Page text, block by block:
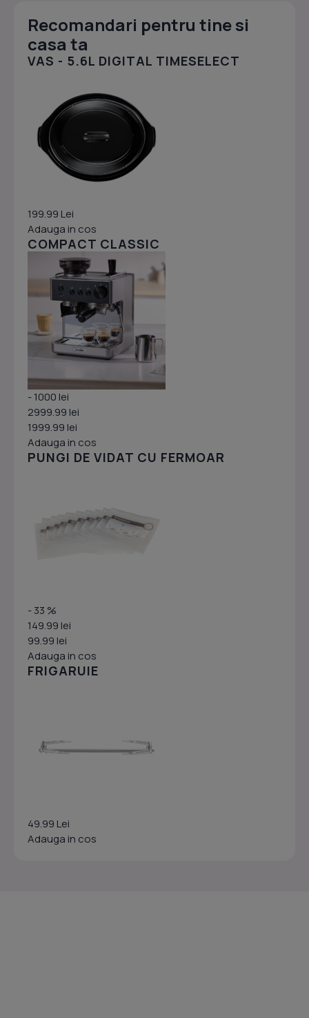
Recomandari pentru tine si
casa ta
VAS - 5.6L DIGITAL TIMESELECT
199.99 Lei
Adauga in cos
COMPACT CLASSIC
- 1000 lei
2999.99 lei
1999.99 lei
Adauga in cos
PUNGI DE VIDAT CU FERMOAR
- 33 %
149.99 lei
99.99 lei
Adauga in cos
FRIGARUIE
49.99 Lei
Adauga in cos